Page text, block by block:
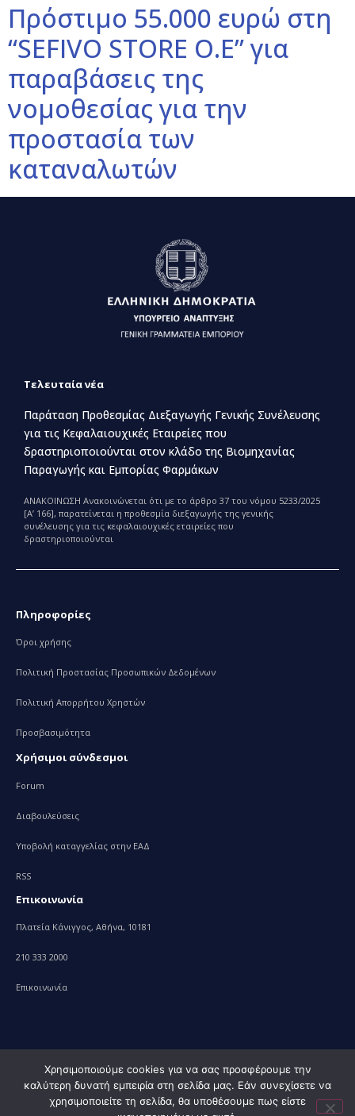
Πρόστιμο 55.000 ευρώ στη
“SEFIVO STORE O.E” για
παραβάσεις της
νομοθεσίας για την
προστασία των
καταναλωτών
Τελευταία νέα
Παράταση Προθεσμίας Διεξαγωγής Γενικής Συνέλευσης
για τις Κεφαλαιουχικές Εταιρείες που
δραστηριοποιούνται στον κλάδο της Βιομηχανίας
Παραγωγής και Εμπορίας Φαρμάκων
ΑΝΑΚΟΙΝΩΣΗ Ανακοινώνεται ότι με το άρθρο 37 του νόμου 5233/2025
[Α’ 166], παρατείνεται η προθεσμία διεξαγωγής της γενικής
συνέλευσης για τις κεφαλαιουχικές εταιρείες που
δραστηριοποιούνται
Πληροφορίες
Όροι χρήσης
Πολιτική Προστασίας Προσωπικών Δεδομένων
Πολιτική Απορρήτου Χρηστών
Προσβασιμότητα
Χρήσιμοι σύνδεσμοι
Forum
Διαβουλεύσεις
Υποβολή καταγγελίας στην ΕΑΔ
RSS
Επικοινωνία
Πλατεία Κάνιγγος, Αθήνα, 10181
210 333 2000
Επικοινωνία
© 2010 – 2023 Υπουργείο Ανάπτυξης, powered byEvolution
Projects+
Χρησιμοποιούμε cookies για να σας προσφέρουμε την
καλύτερη δυνατή εμπειρία στη σελίδα μας. Εάν συνεχίσετε να
χρησιμοποιείτε τη σελίδα, θα υποθέσουμε πως είστε